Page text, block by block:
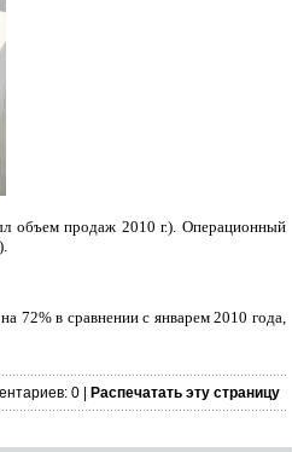
объем продаж 2010 г.). Операционный
72% в сравнении с январем 2010 года,
0 | Распечатать эту страницу